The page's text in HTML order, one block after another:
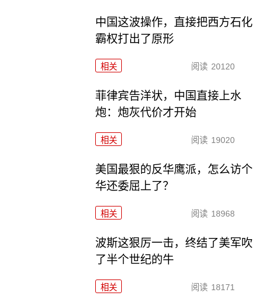
中国这波操作，直接把西方石化
霸权打出了原形
相关 阅读 20120
菲律宾告洋状，中国直接上水
炮：炮灰代价才开始
相关 阅读 19020
美国最狠的反华鹰派，怎么访个
华还委屈上了？
相关 阅读 18968
波斯这狠厉一击，终结了美军吹
了半个世纪的牛
相关 阅读 18171